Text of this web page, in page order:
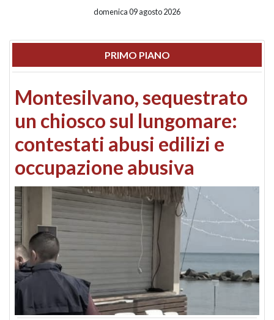
domenica 09 agosto 2026
PRIMO PIANO
Montesilvano, sequestrato
un chiosco sul lungomare:
contestati abusi edilizi e
occupazione abusiva